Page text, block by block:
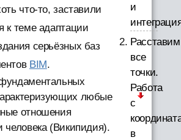
что-то, заставили
к теме адаптации
серьёзных баз
ВІМ.
любые
отношения
человека (Википидия).
и
Расставим
все
точки.
Работа
с
в